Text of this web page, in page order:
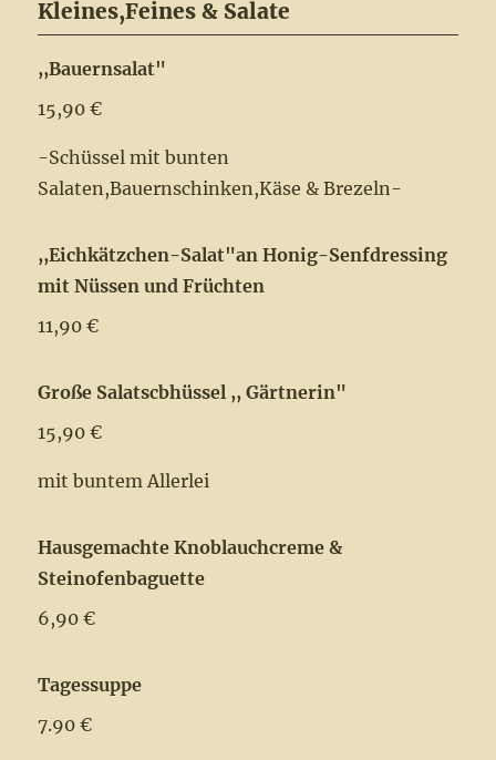
Kleines,Feines & Salate
,,Bauernsalat"
15,90 €
-Schüssel mit bunten
Salaten,Bauernschinken,Käse & Brezeln-
,,Eichkätzchen-Salat"an Honig-Senfdressing
mit Nüssen und Früchten
11,90 €
Große Salatscbhüssel ,, Gärtnerin"
15,90 €
mit buntem Allerlei
Hausgemachte Knoblauchcreme &
Steinofenbaguette
6,90 €
Tagessuppe
7.90 €